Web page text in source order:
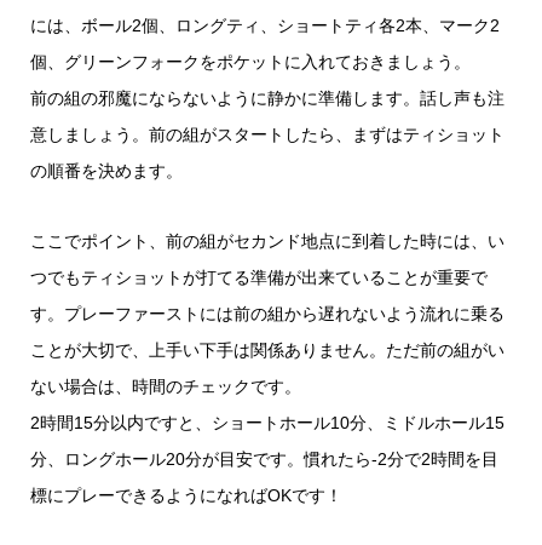
には、ボール2個、ロングティ、ショートティ各2本、マーク2
個、グリーンフォークをポケットに入れておきましょう。
前の組の邪魔にならないように静かに準備します。話し声も注
意しましょう。前の組がスタートしたら、まずはティショット
の順番を決めます。
ここでポイント、前の組がセカンド地点に到着した時には、い
つでもティショットが打てる準備が出来ていることが重要で
す。プレーファーストには前の組から遅れないよう流れに乗る
ことが大切で、上手い下手は関係ありません。ただ前の組がい
ない場合は、時間のチェックです。
2時間15分以内ですと、ショートホール10分、ミドルホール15
分、ロングホール20分が目安です。慣れたら-2分で2時間を目
標にプレーできるようになればOKです！